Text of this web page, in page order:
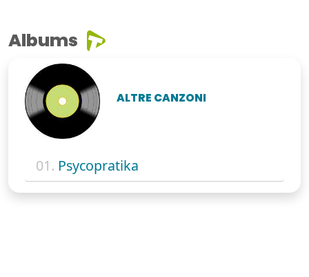
Albums
ALTRE CANZONI
01. Psycopratika